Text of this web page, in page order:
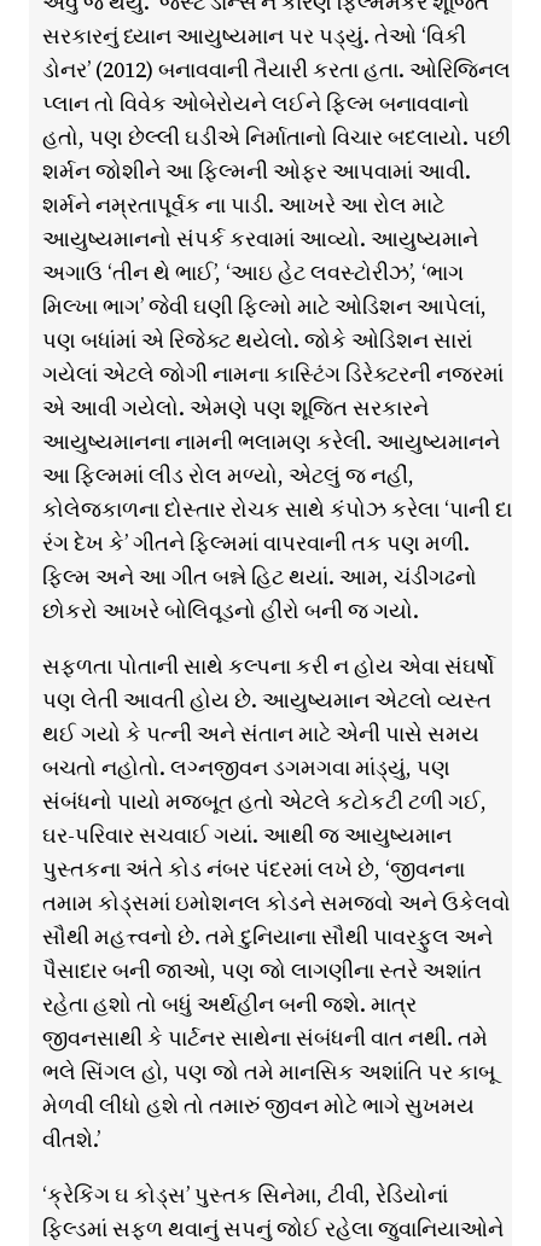
સરકારનું ધ્યાન આયુષ્યમાન પર પડ્યું. તેઓ ‘વિકી
ડોનર’ (2012) બનાવવાની તૈયારી કરતા હતા. ઓરિજિનલ
પ્લાન તો વિવેક ઓબેરોયને લઈને ફિલ્મ બનાવવાનો
હતો, પણ છેલ્લી ઘડીએ નિર્માતાનો વિચાર બદલાયો. પછી
શર્મન જોશીને આ ફિલ્મની ઓફર આપવામાં આવી.
શર્મને નમ્રતાપૂર્વક ના પાડી. આખરે આ રોલ માટે
આયુષ્યમાનનો સંપર્ક કરવામાં આવ્યો. આયુષ્યમાને
અગાઉ ‘તીન થે ભાઈ’, ‘આઇ હેટ લવસ્ટોરીઝ’, ‘ભાગ
મિલ્ખા ભાગ’ જેવી ઘણી ફિલ્મો માટે ઓડિશન આપેલાં,
પણ બધાંમાં એ રિજેક્ટ થયેલો. જોકે ઓડિશન સારાં
ગયેલાં એટલે જોગી નામના કાસ્ટિંગ ડિરેક્ટરની નજરમાં
એ આવી ગયેલો. એમણે પણ શૂજિત સરકારને
આયુષ્યમાનના નામની ભલામણ કરેલી. આયુષ્યમાનને
આ ફિલ્મમાં લીડ રોલ મળ્યો, એટલું જ નહીં,
કોલેજકાળના દોસ્તાર રોચક સાથે કંપોઝ કરેલા ‘પાની દા
રંગ દેખ કે’ ગીતને ફિલ્મમાં વાપરવાની તક પણ મળી.
ફિલ્મ અને આ ગીત બન્ને હિટ થયાં. આમ, ચંડીગઢનો
છોકરો આખરે બોલિવૂડનો હીરો બની જ ગયો.
સફળતા પોતાની સાથે કલ્પના કરી ન હોય એવા સંઘર્ષો
પણ લેતી આવતી હોય છે. આયુષ્યમાન એટલો વ્યસ્ત
થઈ ગયો કે પત્ની અને સંતાન માટે એની પાસે સમય
બચતો નહોતો. લગ્નજીવન ડગમગવા માંડ્યું, પણ
સંબંધનો પાયો મજબૂત હતો એટલે કટોકટી ટળી ગઈ,
ઘર-પરિવાર સચવાઈ ગયાં. આથી જ આયુષ્યમાન
પુસ્તકના અંતે કોડ નંબર પંદરમાં લખે છે, ‘જીવનના
તમામ કોડ્સમાં ઇમોશનલ કોડને સમજવો અને ઉકેલવો
સૌથી મહત્ત્વનો છે. તમે દુનિયાના સૌથી પાવરફુલ અને
પૈસાદાર બની જાઓ, પણ જો લાગણીના સ્તરે અશાંત
રહેતા હશો તો બધું અર્થહીન બની જશે. માત્ર
જીવનસાથી કે પાર્ટનર સાથેના સંબંધની વાત નથી. તમે
ભલે સિંગલ હો, પણ જો તમે માનસિક અશાંતિ પર કાબૂ
મેળવી લીધો હશે તો તમારું જીવન મોટે ભાગે સુખમય
વીતશે.’
‘ક્રેકિંગ ઘ કોડ્સ’ પુસ્તક સિનેમા, ટીવી, રેડિયોનાં
ફિલ્ડમાં સફળ થવાનું સપનું જોઈ રહેલા જુવાનિયાઓને